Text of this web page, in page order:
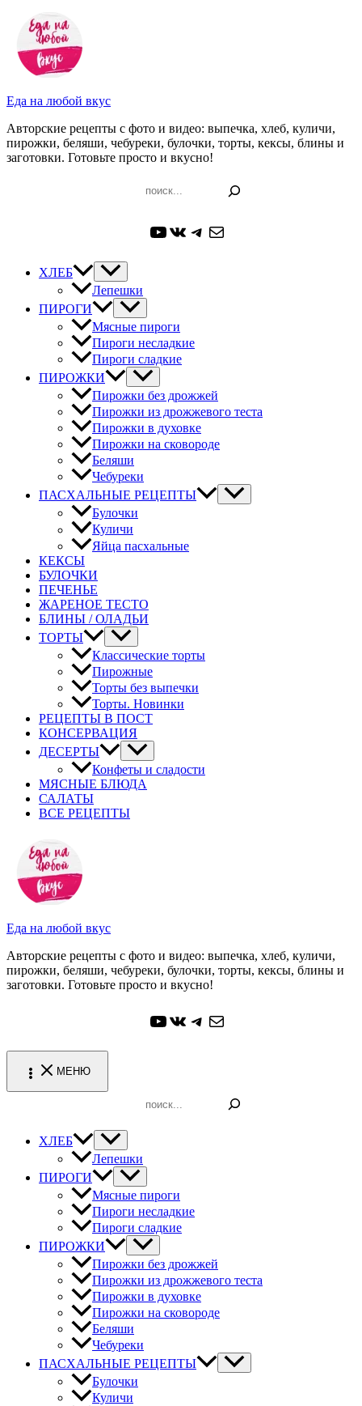
Перейти
содержимому
Еда на любой вкус
Авторские рецепты с фото и видео: выпечка, хлеб, куличи,
пирожки, беляши, чебуреки, булочки, торты, кексы, блины и
заготовки. Готовьте просто и вкусно!
YouTube
ВКонтакте
Telegram
Почта
ХЛЕБ
Лепешки
ПИРОГИ
Мясные пироги
Пироги несладкие
Пироги сладкие
ПИРОЖКИ
Пирожки без дрожжей
Пирожки из дрожжевого теста
Пирожки в духовке
Пирожки на сковороде
Беляши
Чебуреки
ПАСХАЛЬНЫЕ РЕЦЕПТЫ
Булочки
Куличи
Яйца пасхальные
КЕКСЫ
БУЛОЧКИ
ПЕЧЕНЬЕ
ЖАРЕНОЕ ТЕСТО
БЛИНЫ / ОЛАДЬИ
ТОРТЫ
Классические торты
Пирожные
Торты без выпечки
Торты. Новинки
РЕЦЕПТЫ В ПОСТ
КОНСЕРВАЦИЯ
ДЕСЕРТЫ
Конфеты и сладости
МЯСНЫЕ БЛЮДА
САЛАТЫ
ВСЕ РЕЦЕПТЫ
Еда на любой вкус
Авторские рецепты с фото и видео: выпечка, хлеб, куличи,
пирожки, беляши, чебуреки, булочки, торты, кексы, блины и
заготовки. Готовьте просто и вкусно!
YouTube
ВКонтакте
Telegram
Почта
МЕНЮ
ХЛЕБ
Лепешки
ПИРОГИ
Мясные пироги
Пироги несладкие
Пироги сладкие
ПИРОЖКИ
Пирожки без дрожжей
Пирожки из дрожжевого теста
Пирожки в духовке
Пирожки на сковороде
Беляши
Чебуреки
ПАСХАЛЬНЫЕ РЕЦЕПТЫ
Булочки
Куличи